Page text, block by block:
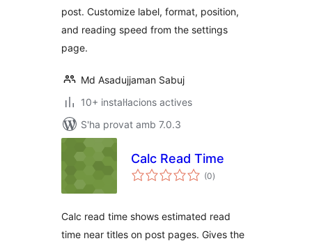
post. Customize label, format, position,
and reading speed from the settings
page.
Md Asadujjaman Sabuj
10+ instal·lacions actives
S'ha provat amb 7.0.3
Calc Read Time
(0puntuacions
totals
)
Calc read time shows estimated read
time near titles on post pages. Gives the